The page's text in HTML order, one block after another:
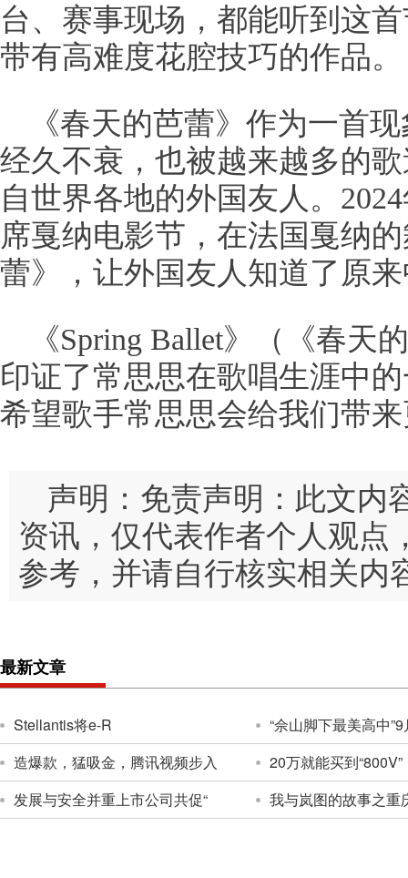
台、赛事现场，都能听到这
带有高难度花腔技巧的作品。
《春天的芭蕾》作为一首
经久不衰，也被越来越多的
自世界各地的外国友人。
席戛纳电影节，在法国戛纳
蕾》，让外国友人知道了原
《Spring Ballet》（《春天
印证了常思思在歌唱生涯中
希望歌手常思思会给我们带
声明：免责声明：此文内
资讯，仅代表作者个人观点
参考，并请自行核实相关内
最新文章
Stellantis将e-R
“佘山脚下最美高中
造爆款，猛吸金，腾讯视频步入
20万就能买到“800V”
发展与安全并重上市公司共促“
我与岚图的故事之重